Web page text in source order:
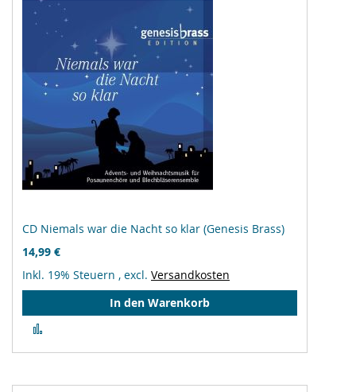
CD Niemals war die Nacht so klar (Genesis Brass)
14,99 €
Inkl. 19% Steuern , excl. Versandkosten
In den Warenkorb
hinzufügen